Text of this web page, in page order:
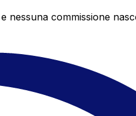
nessuna commissione